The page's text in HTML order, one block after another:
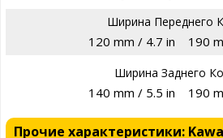
Ширина Переднего
120 mm / 4.7 in 190
Ширина Заднего
140 mm / 5.5 in 190
Прочие характеристики: